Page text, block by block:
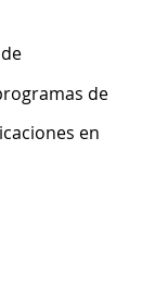
de
en